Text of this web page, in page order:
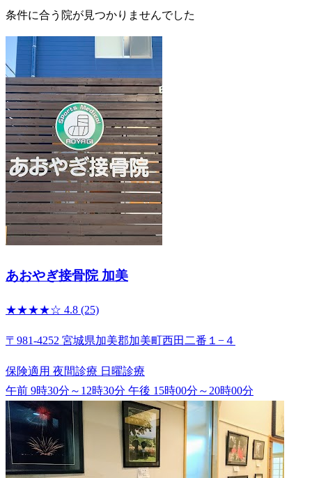
条件に合う院が見つかりませんでした
あおやぎ接骨院 加美
★★★★☆ 4.8 (25)
〒981-4252 宮城県加美郡加美町西田二番１−４
保険適用 夜間診療 日曜診療
午前 9時30分～12時30分 午後 15時00分～20時00分